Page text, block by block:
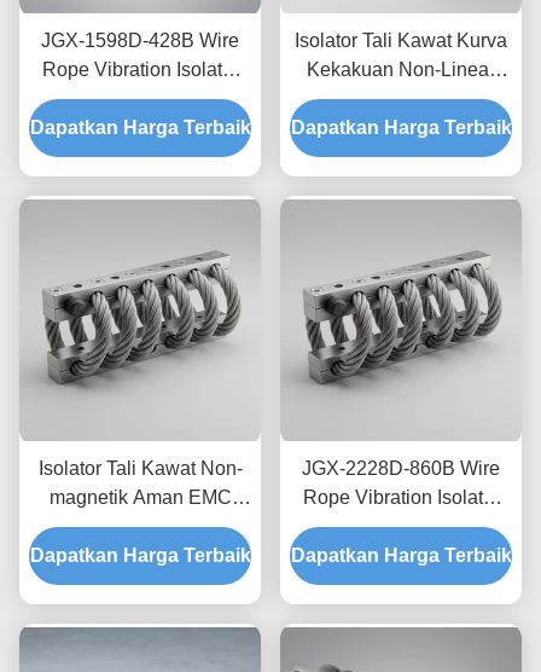
JGX-1598D-428B Wire
Rope Vibration Isolator
Fungus Chemical
Washdown Resistant
Stainless Steel Isolation
Dapatkan Harga Terbaik
Isolator Tali Kawat Kurva
Kekakuan Non-Linear
JGX-2228D-665B
Pemasangan Semua
Logam Ramah
Dapatkan Harga Terbaik
Isolator Tali Kawat Non-
magnetik Aman EMC
JGX-2228D-665B
Dudukan Disipasi Kejut
Sementara untuk
Dapatkan Harga Terbaik
JGX-2228D-860B Wire
Rope Vibration Isolator
Stainless Steel Long
Service Life Absorber
kejut industri
Dapatkan Harga Terbaik